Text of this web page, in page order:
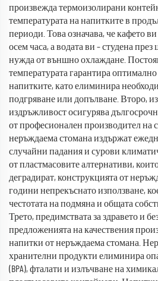
произвежда термоизолирани
температурата на напитките в
периоди. Това означава, че кафето
осем часа, а водата ви – студена през
нужда от външно охлаждане.
температурата гарантира
напитките, като елиминира
подгряване или допълване. Второ,
издръжливост осигурява
от професионален производител на
неръждаема стомана издържат
случайни падания и сурови
от пластмасовите алтернативи,
деградират, конструкцията от
години непрекъснато използване,
честотата на подмяна и общата
Трето, предимствата за здравето и
предложенията на качествения
напитки от неръждаема стомана.
хранителни продукти елиминира
(BPA), фталати и излъчване на